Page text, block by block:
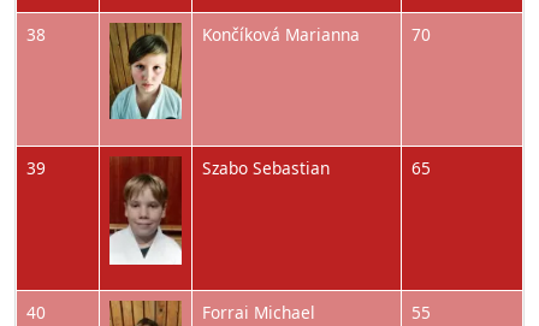
38 Obrázok Končíková Marianna 70
39 Obrázok Szabo Sebastian 65
40 Obrázok Forrai Michael 55